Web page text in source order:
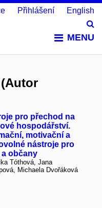
MENU
Přihlášení English
pro přechod na
hospodářství.
motivační a
nástroje pro
občany
Tóthová, Jana
Michaela Dvořáková